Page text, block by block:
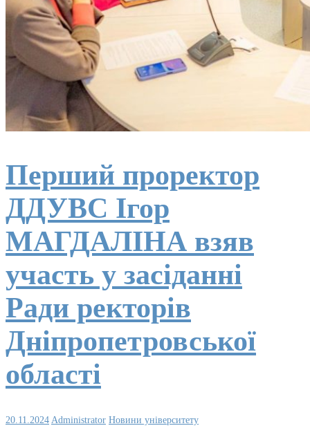
Перший проректор
ДДУВС Ігор
МАГДАЛІНА взяв
участь у засіданні
Ради ректорів
Дніпропетровської
області
20.11.2024 Administrator Новини університету